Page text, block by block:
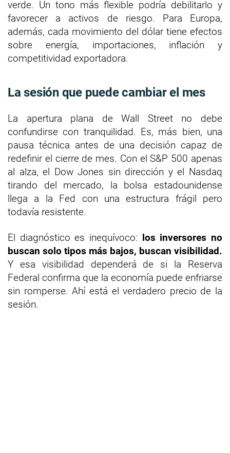
verde. Un tono más flexible podría debilitarlo y
favorecer a activos de riesgo. Para Europa,
además, cada movimiento del dólar tiene efectos
sobre energía, importaciones, inflación y
competitividad exportadora.
La sesión que puede cambiar el mes
La apertura plana de Wall Street no debe
confundirse con tranquilidad. Es, más bien, una
pausa técnica antes de una decisión capaz de
redefinir el cierre de mes. Con el S&P 500 apenas
al alza, el Dow Jones sin dirección y el Nasdaq
tirando del mercado, la bolsa estadounidense
llega a la Fed con una estructura frágil pero
todavía resistente.
El diagnóstico es inequívoco: los inversores no
buscan solo tipos más bajos, buscan visibilidad.
Y esa visibilidad dependerá de si la Reserva
Federal confirma que la economía puede enfriarse
sin romperse. Ahí está el verdadero precio de la
sesión.